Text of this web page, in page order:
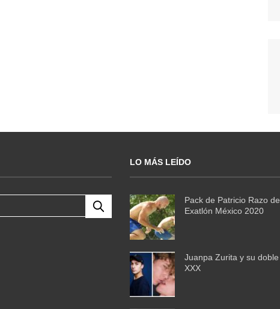
LO MÁS LEÍDO
Pack de Patricio Razo de
Exatlón México 2020
Juanpa Zurita y su doble
XXX